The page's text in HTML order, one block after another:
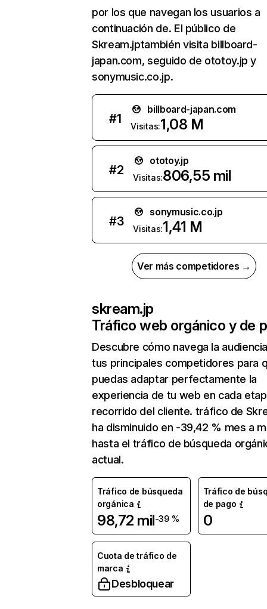
por los que navegan los usuarios a
continuación de. El público de
Skream.jptambién visita billboard-
japan.com, seguido de ototoy.jp y
sonymusic.co.jp.
#1
billboard-japan.com
Visitas:1,08 M
#2
ototoy.jp
Visitas:806,55 mil
#3
sonymusic.co.jp
Visitas:1,41 M
Ver más competidores →
skream.jp
Tráfico web orgánico y de
Descubre cómo navega la
tus principales competidores para
puedas adaptar perfectamente la
experiencia de tu web en cada
recorrido del cliente. tráfico de
ha disminuido en -39,42 % mes a
hasta el tráfico de búsqueda
actual.
Tráfico de búsqueda
orgánica
98,72 mil-39 %
Tráfico de
de pago
0
Cuota de tráfico de
marca
Desbloquear